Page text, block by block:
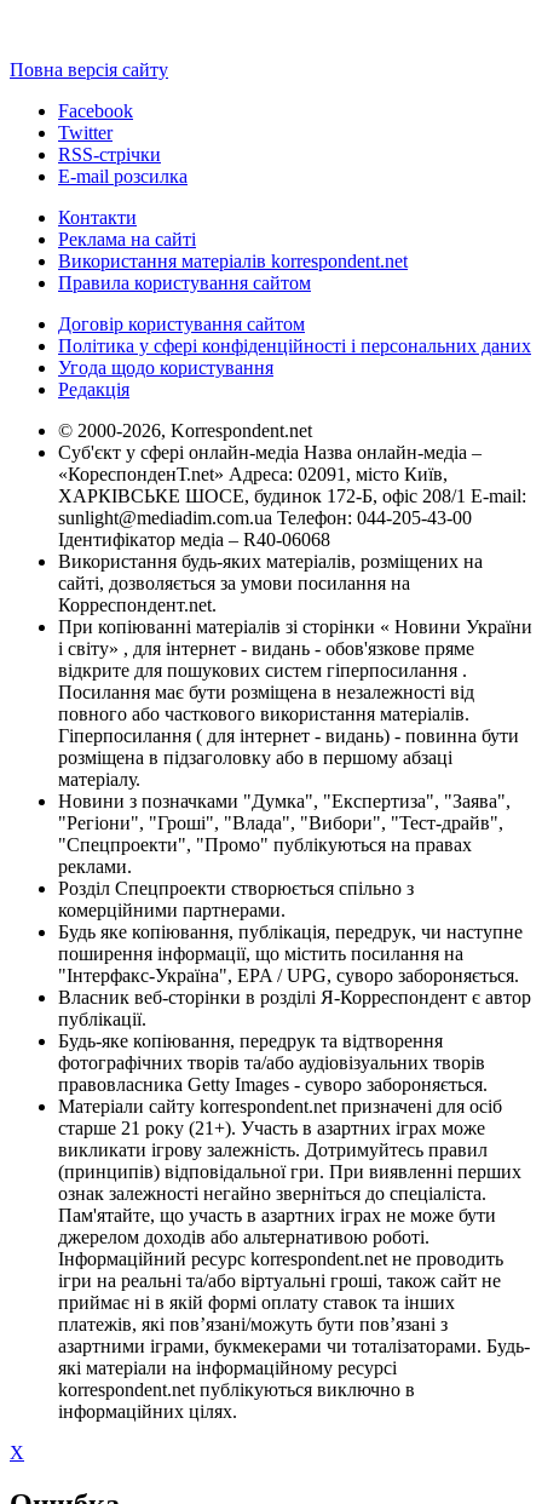
Повна версія сайту
Facebook
Twitter
RSS-стрічки
E-mail розсилка
Контакти
Реклама на сайті
Використання матеріалів korrespondent.net
Правила користування сайтом
Договір користування сайтом
Політика у сфері конфіденційності і персональних даних
Угода щодо користування
Редакція
© 2000-2026, Korrespondent.net
Суб'єкт у сфері онлайн-медіа Назва онлайн-медіа –
«КореспонденТ.net» Адреса: 02091, місто Київ,
ХАРКІВСЬКЕ ШОСЕ, будинок 172-Б, офіс 208/1 E-mail:
sunlight@mediadim.com.ua Телефон: 044-205-43-00
Ідентифікатор медіа – R40-06068
Використання будь-яких матеріалів, розміщених на
сайті, дозволяється за умови посилання на
Корреспондент.net.
При копіюванні матеріалів зі сторінки « Новини України
і світу» , для інтернет - видань - обов'язкове пряме
відкрите для пошукових систем гіперпосилання .
Посилання має бути розміщена в незалежності від
повного або часткового використання матеріалів.
Гіперпосилання ( для інтернет - видань) - повинна бути
розміщена в підзаголовку або в першому абзаці
матеріалу.
Новини з позначками "Думка", "Експертиза", "Заява",
"Регіони", "Гроші", "Влада", "Вибори", "Тест-драйв",
"Спецпроекти", "Промо" публікуються на правах
реклами.
Розділ Спецпроекти створюється спільно з
комерційними партнерами.
Будь яке копіювання, публікація, передрук, чи наступне
поширення інформації, що містить посилання на
"Інтерфакс-Україна", EPA / UPG, суворо забороняється.
Власник веб-сторінки в розділі Я-Корреспондент є автор
публікації.
Будь-яке копіювання, передрук та відтворення
фотографічних творів та/або аудіовізуальних творів
правовласника Getty Images - суворо забороняється.
Матеріали сайту korrespondent.net призначені для осіб
старше 21 року (21+). Участь в азартних іграх може
викликати ігрову залежність. Дотримуйтесь правил
(принципів) відповідальної гри. При виявленні перших
ознак залежності негайно зверніться до спеціаліста.
Пам'ятайте, що участь в азартних іграх не може бути
джерелом доходів або альтернативою роботі.
Інформаційний ресурс korrespondent.net не проводить
ігри на реальні та/або віртуальні гроші, також сайт не
приймає ні в якій формі оплату ставок та інших
платежів, які пов’язані/можуть бути пов’язані з
азартними іграми, букмекерами чи тоталізаторами. Будь-
які матеріали на інформаційному ресурсі
korrespondent.net публікуються виключно в
інформаційних цілях.
X